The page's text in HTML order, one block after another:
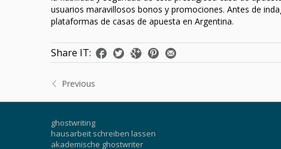
usuarios maravillosos bonos y promociones. Antes de
plataformas de casas de apuesta en Argentina.
Share IT:
Previous
ghostwriting
hausarbeit schreiben lassen
akademische ghostwriter